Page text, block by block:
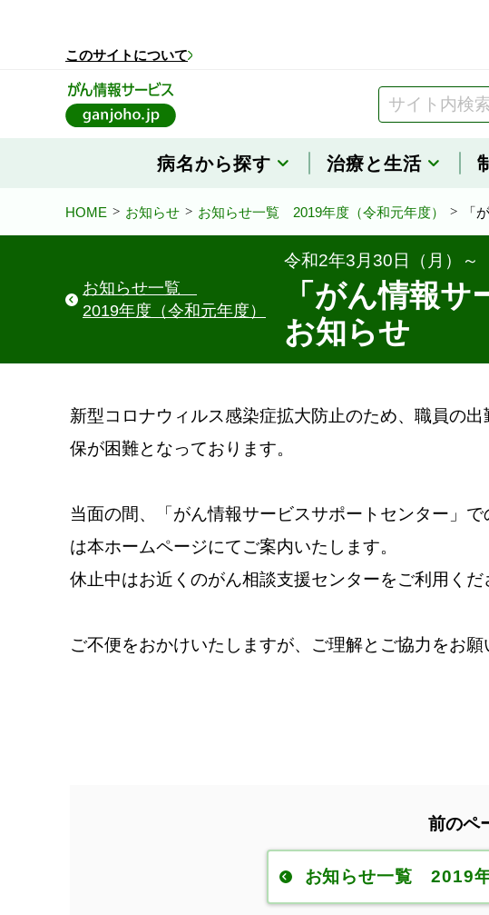
このサイトについて
病名から探す 治療と生活
HOME お知らせ お知らせ一覧 2019年度（令和元年度） 「
お知らせ一覧
2019年度（令和元年度）
令和2年3月30日（月）～
「がん情報
お知らせ
新型コロナウィルス感染症拡大防止のため、職員の
保が困難となっております。
当面の間、「がん情報サービスサポートセンター」
は本ホームページにてご案内いたします。
休止中はお近くのがん相談支援センターをご利用くだ
ご不便をおかけいたしますが、ご理解とご協力をお願
前のペ
お知らせ一覧 2019年